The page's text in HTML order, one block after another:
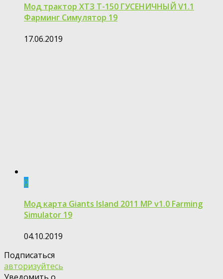
Мод трактор ХТЗ Т-150 ГУСЕНИЧНЫЙ V1.1
Фарминг Симулятор 19
17.06.2019
0
Мод карта Giants Island 2011 MP v1.0 Farming
Simulator 19
04.10.2019
Подписаться
авторизуйтесь